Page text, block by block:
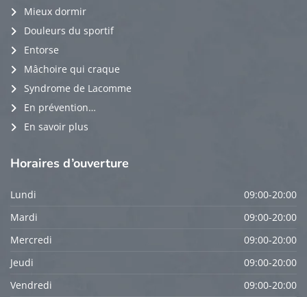
Mieux dormir
Douleurs du sportif
Entorse
Mâchoire qui craque
Syndrome de Lacomme
En prévention…
En savoir plus
Horaires d’ouverture
Lundi
09:00-20:00
Mardi
09:00-20:00
Mercredi
09:00-20:00
Jeudi
09:00-20:00
Vendredi
09:00-20:00